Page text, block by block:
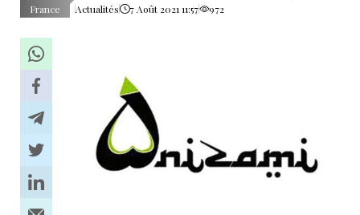
France Actualités 7 Août 2021 11:57 972